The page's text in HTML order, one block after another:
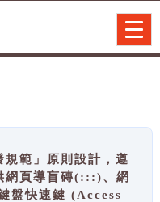
範」原則設計，遵
網頁導盲磚(:::)、網
盤快速鍵 (Access